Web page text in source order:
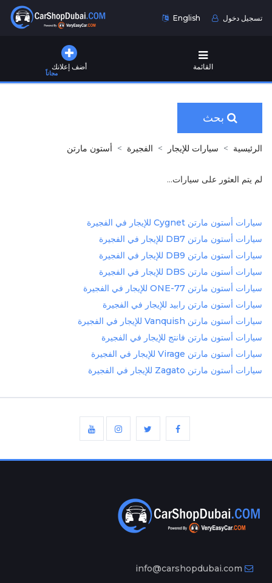
English تسجيل دخول
أضف إعلانك
مجاناً
القائمة
بحث
الرئيسية سيارات للإيجار الفجيرة أستون مارتن
لم يتم العثور على سيارات...
سيارات أستون مارتن Cygnet للإيجار في الفجيرة
سيارات أستون مارتن DB7 للإيجار في الفجيرة
سيارات أستون مارتن DB9 للإيجار في الفجيرة
سيارات أستون مارتن DBS للإيجار في الفجيرة
سيارات أستون مارتن ONE-77 للإيجار في الفجيرة
سيارات أستون مارتن رابيد للإيجار في الفجيرة
سيارات أستون مارتن Vanquish للإيجار في الفجيرة
سيارات أستون مارتن فانتج للإيجار في الفجيرة
سيارات أستون مارتن Virage للإيجار في الفجيرة
سيارات أستون مارتن Zagato للإيجار في الفجيرة
info@carshopdubai.com